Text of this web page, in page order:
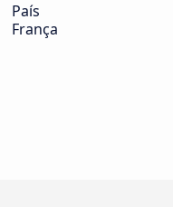
País
França